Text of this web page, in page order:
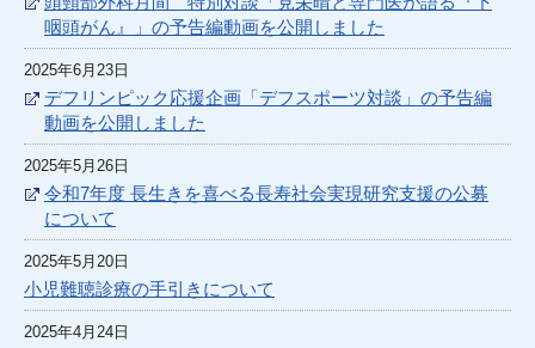
咽頭がん』」の予告編動画を公開しました
2025年6月23日
デフリンピック応援企画「デフスポーツ対談」の予告編
動画を公開しました
2025年5月26日
令和7年度 長生きを喜べる長寿社会実現研究支援の公募
について
2025年5月20日
小児難聴診療の手引きについて
2025年4月24日